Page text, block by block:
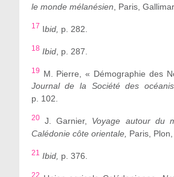
le monde mélanésien, Paris,
17 Ibid, p. 282.
18 Ibid, p. 287.
19
M. Pierre, « Démographie des
Journal de la Société des
p. 102.
20J. Garnier,
Voyage autour du
Calédonie côte orientale, Paris,
21 Ibid, p. 376.
22